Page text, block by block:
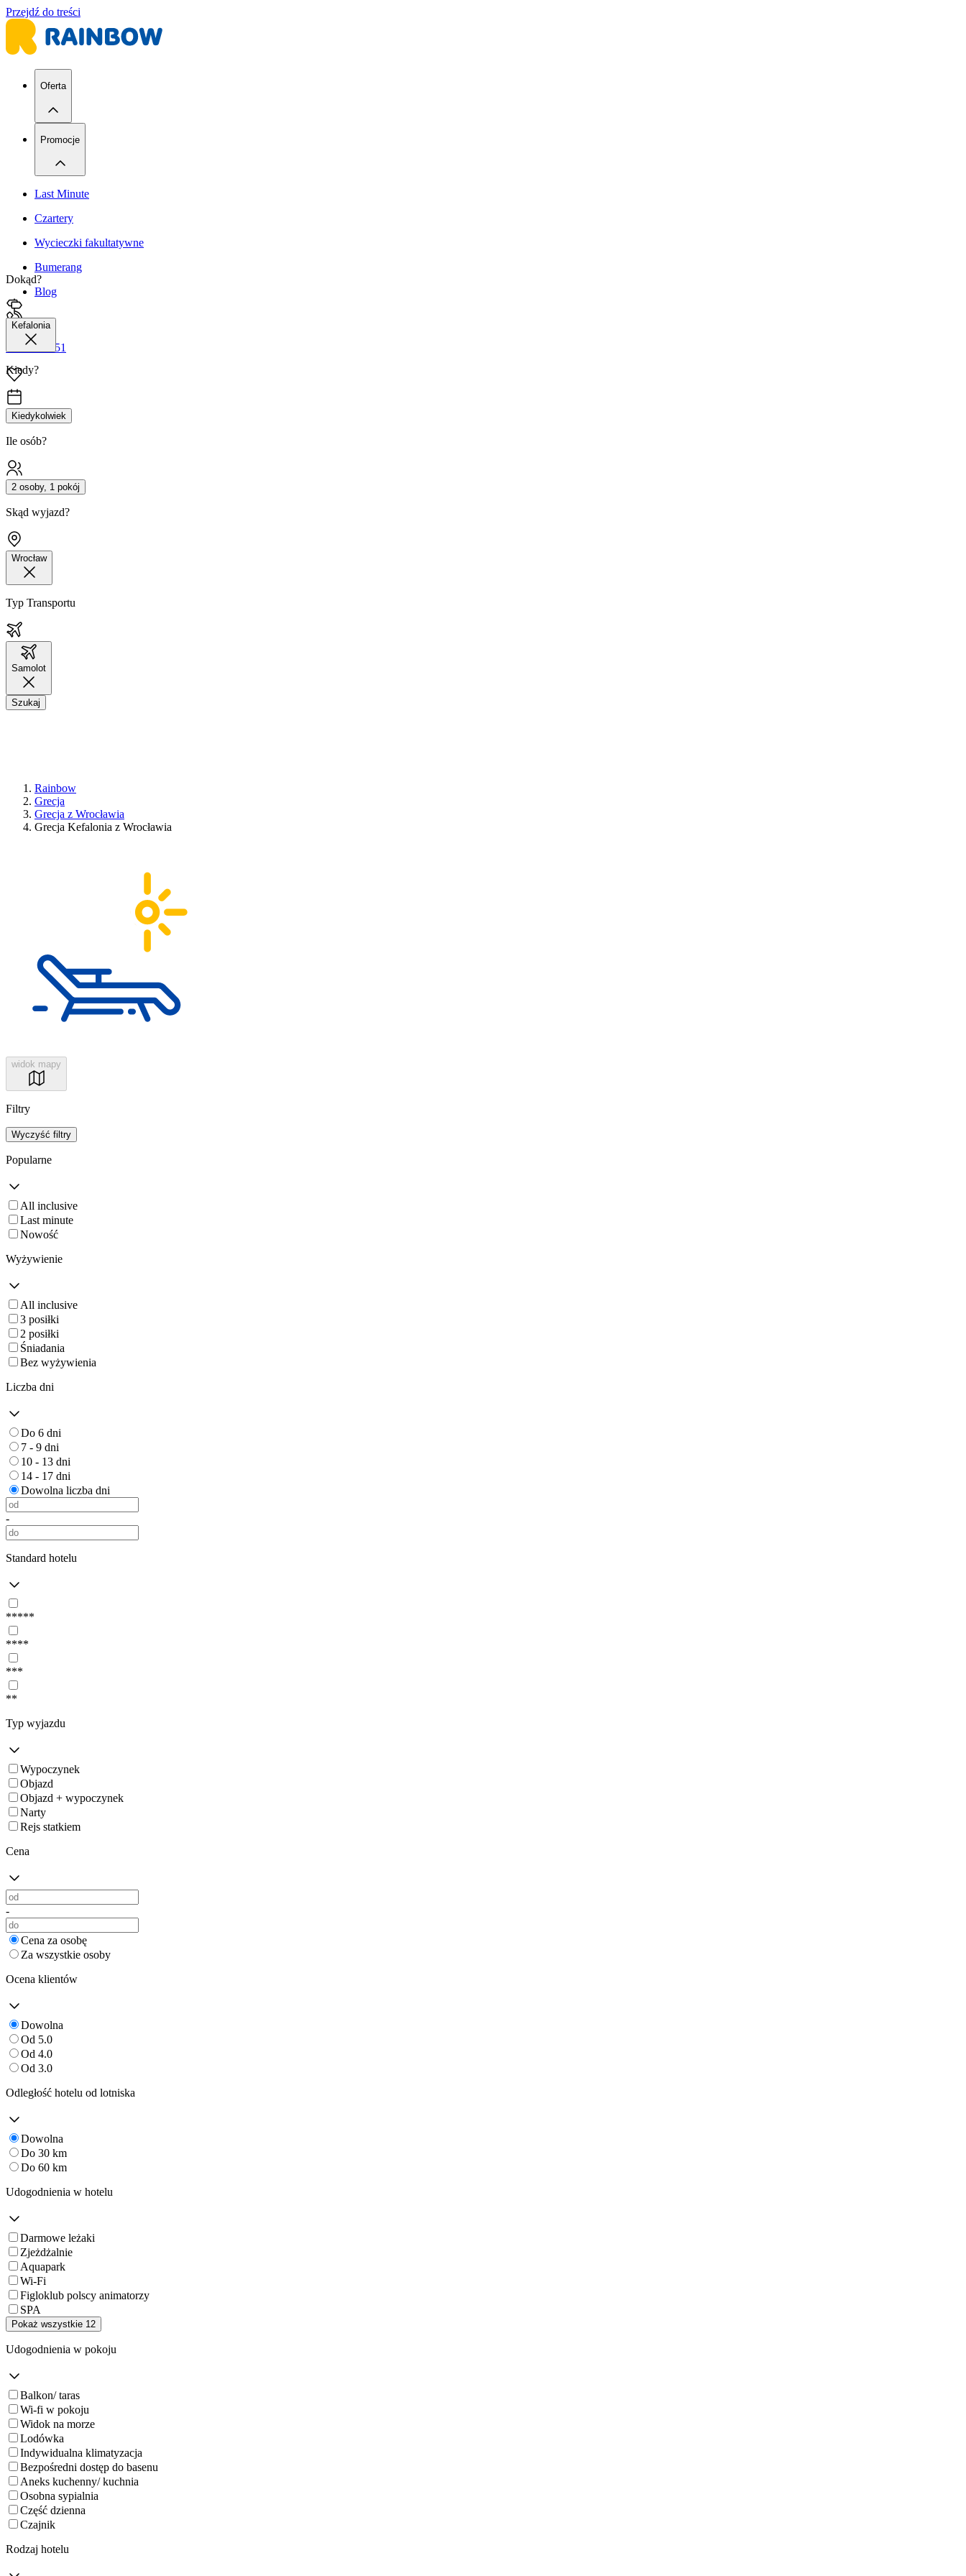
Przejdź do treści
Oferta
Promocje
Last Minute
Czartery
Wycieczki fakultatywne
Bumerang
Blog
42 680 38 51
Dokąd?
Kefalonia
Kiedy?
Kiedykolwiek
Ile osób?
2 osoby, 1 pokój
Skąd wyjazd?
Wrocław
Typ Transportu
Samolot
Szukaj
Rainbow
Grecja
Grecja z Wrocławia
Grecja Kefalonia z Wrocławia
widok mapy
Filtry
Wyczyść filtry
Popularne
All inclusive
Last minute
Nowość
Wyżywienie
All inclusive
3 posiłki
2 posiłki
Śniadania
Bez wyżywienia
Liczba dni
Do 6 dni
7 - 9 dni
10 - 13 dni
14 - 17 dni
Dowolna liczba dni
-
Standard hotelu
*****
****
***
**
Typ wyjazdu
Wypoczynek
Objazd
Objazd + wypoczynek
Narty
Rejs statkiem
Cena
-
Cena za osobę
Za wszystkie osoby
Ocena klientów
Dowolna
Od 5.0
Od 4.0
Od 3.0
Odległość hotelu od lotniska
Dowolna
Do 30 km
Do 60 km
Udogodnienia w hotelu
Darmowe leżaki
Zjeżdżalnie
Aquapark
Wi-Fi
Figloklub polscy animatorzy
SPA
Pokaż wszystkie 12
Udogodnienia w pokoju
Balkon/ taras
Wi-fi w pokoju
Widok na morze
Lodówka
Indywidualna klimatyzacja
Bezpośredni dostęp do basenu
Aneks kuchenny/ kuchnia
Osobna sypialnia
Część dzienna
Czajnik
Rodzaj hotelu